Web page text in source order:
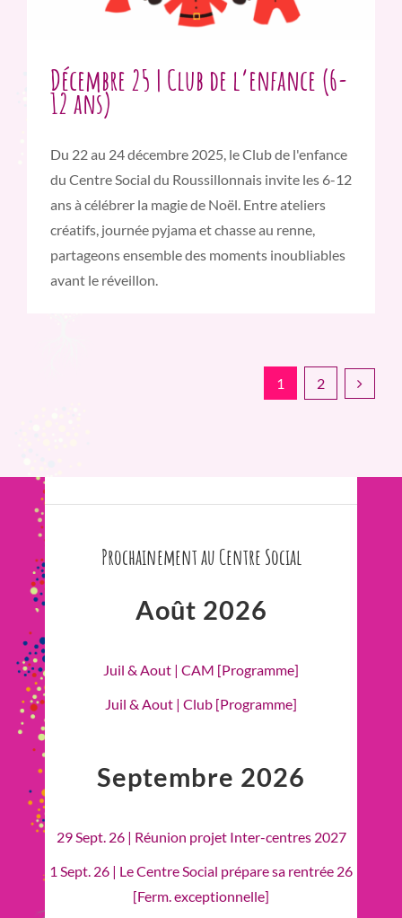
Décembre 25 | Club de l’enfance (6-
12 ans)
Du 22 au 24 décembre 2025, le Club de l'enfance
du Centre Social du Roussillonnais invite les 6-12
ans à célébrer la magie de Noël. Entre ateliers
créatifs, journée pyjama et chasse au renne,
partageons ensemble des moments inoubliables
avant le réveillon.
1 2
Prochainement au Centre Social
Août 2026
Juil & Aout | CAM [Programme]
Juil & Aout | Club [Programme]
Septembre 2026
29 Sept. 26 | Réunion projet Inter-centres 2027
1 Sept. 26 | Le Centre Social prépare sa rentrée 26
[Ferm. exceptionnelle]